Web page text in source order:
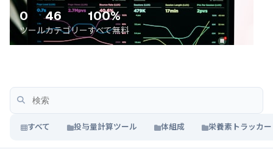
0
ツール
46
カテゴリー
100%
すべて無料
すべて 投与量計算ツール 体組成 栄養素トラッカー